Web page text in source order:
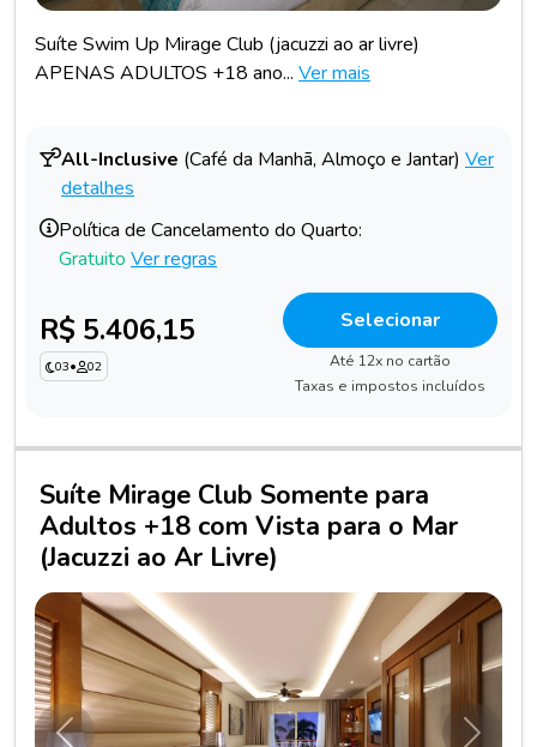
Suíte Swim Up Mirage Club (jacuzzi ao ar livre)
APENAS ADULTOS +18 ano... Ver mais
All-Inclusive (Café da Manhã, Almoço e Jantar) Ver
detalhes
Política de Cancelamento do Quarto:
Gratuito Ver regras
R$ 5.406,15
03• 02
Selecionar
Até 12x no cartão
Taxas e impostos incluídos
Suíte Mirage Club Somente para
Adultos +18 com Vista para o Mar
(Jacuzzi ao Ar Livre)